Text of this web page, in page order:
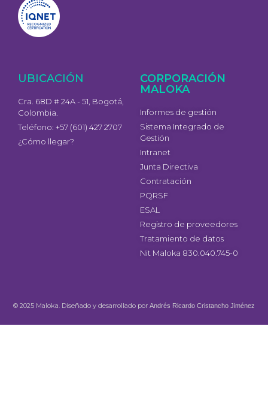
UBICACIÓN
Cra. 68D # 24A - 51, Bogotá,
Colombia.
Teléfono: +57 (601) 427 2707
¿Cómo llegar?
CORPORACIÓN
MALOKA
Informes de gestión
Sistema Integrado de
Gestión
Intranet
Junta Directiva
Contratación
PQRSF
ESAL
Registro de proveedores
Tratamiento de datos
Nit Maloka 830.040.745-0
© 2025 Maloka. Diseñado y desarrollado por Andrés Ricardo Cristancho Jiménez